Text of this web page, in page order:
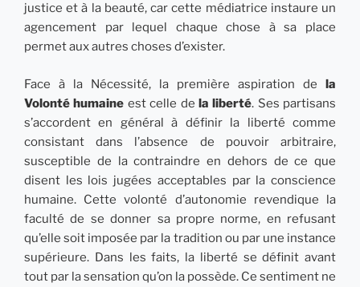
justice et à la beauté, car cette médiatrice instaure un
agencement par lequel chaque chose à sa place
permet aux autres choses d’exister.
Face à la Nécessité, la première aspiration de la
Volonté humaine est celle de la liberté. Ses partisans
s’accordent en général à définir la liberté comme
consistant dans l’absence de pouvoir arbitraire,
susceptible de la contraindre en dehors de ce que
disent les lois jugées acceptables par la conscience
humaine. Cette volonté d’autonomie revendique la
faculté de se donner sa propre norme, en refusant
qu’elle soit imposée par la tradition ou par une instance
supérieure. Dans les faits, la liberté se définit avant
tout par la sensation qu’on la possède. Ce sentiment ne